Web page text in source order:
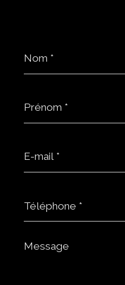
*
*
mail
*
*
Message
*